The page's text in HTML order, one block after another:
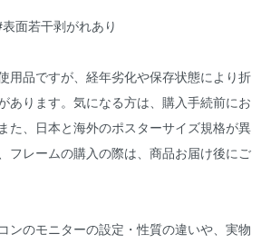
面若干剥がれあり
用品ですが、経年劣化や保存状態により折
あります。気になる方は、購入手続前にお
た、日本と海外のポスターサイズ規格が異
フレームの購入の際は、商品お届け後にご
ンのモニターの設定・性質の違いや、実物